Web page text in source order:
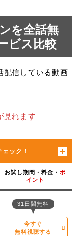
を全話無
ビス比較
配信している動画
見れます
ック！
お試し期間・料金・ ポ
イント
31日間無料
今すぐ
無料視聴する